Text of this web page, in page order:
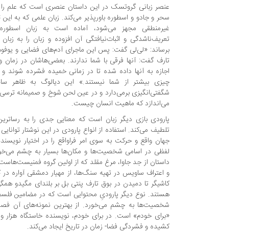
عنصر زبانی گروتسک در این داستان عنصری است که علم را
سحر و جادو و اسطوره باورپذیر می‌کند. زبان علمی که به
غیرمنطقی مجهز می‌شود، آماده است به زبان
تعریف‌ناشدگی و اثبات‌نیافتگی آن افزوده و زبان را به
برساند: «لی‌لی گفت: پس این ماجرای آدم‌های فضایی و
تارف گفت: آنها فرقی با شما ندارند. بعضی‌هاشان در
اجازه به آنها داده شده تا در زمانی خمیده فشرده شوند
چیزی بیشتر از شما نیستند.» این دیالوگ به ظاهر
شگفتی‌انگیزی برمی‌دارد و در عین لحن شوخ و صمیمانه
می‌اندازد که ماهیت انسان چیست.
پارودی بازی دیگر زبان است که معنایی جدی را به
تلطیف می‌کند. استفاده از انواع پارودی در این نوشتار
جهان واقع و حرکت به سوی امر فراواقع را در اختیار
لفظی در اسامی شخصیت‌ها و مکان‌ها بسیار به چشم
داستان از جد جاوا، مرغ مقلد که از اولین گروه
و اعتراف ساویس در تهیه سنگ‌ها، از مهیار دمشقی آواره
کاشیگر تا دمیدن در بوق تارف پنتی بل بر بلندای مگیدو
هستند. نوع دیگر پارودیِ محتوایی است که در مضامین
شخصیت‌ها به چشم می‌خورد. از بهترین نمونه‌های آن
«برای خودم» است. در برای خودم، نویسنده خاستگاه
کشیده و فشردگی فضا- زمان در تاریخ ایجاد می‌کند.